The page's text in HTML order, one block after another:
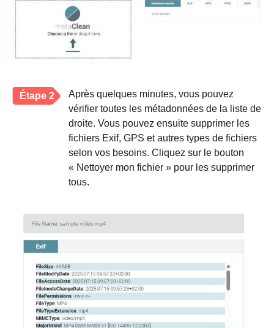
Étape 2
Après quelques minutes, vous pouvez
vérifier toutes les métadonnées de la liste de
droite. Vous pouvez ensuite supprimer les
fichiers Exif, GPS et autres types de fichiers
selon vos besoins. Cliquez sur le bouton
« Nettoyer mon fichier » pour les supprimer
tous.